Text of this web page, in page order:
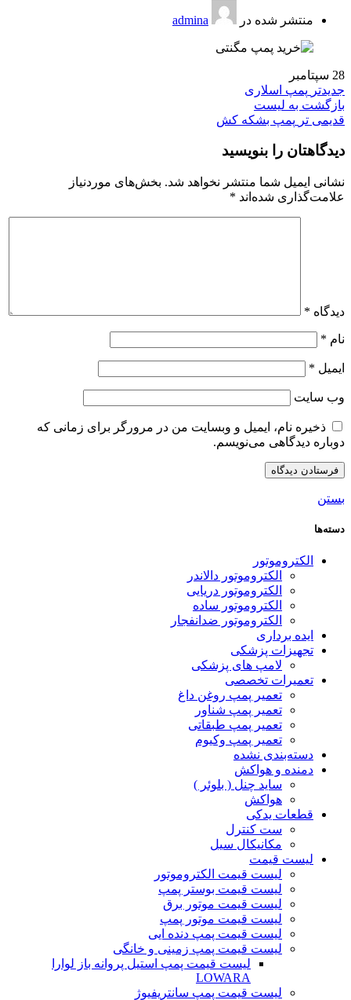
منتشر شده در admina
28 سپتامبر
جدیدتر پمپ اسلاری
بازگشت به لیست
قدیمی تر پمپ بشکه کش
دیدگاهتان را بنویسید
نشانی ایمیل شما منتشر نخواهد شد. بخش‌های موردنیاز
علامت‌گذاری شده‌اند *
دیدگاه *
نام *
ایمیل *
وب‌ سایت
ذخیره نام، ایمیل و وبسایت من در مرورگر برای زمانی که
دوباره دیدگاهی می‌نویسم.
بستن
دسته‌ها
الکتروموتور
الکتروموتور دالاندر
الکتروموتور دریایی
الکتروموتور ساده
الکتروموتور ضدانفجار
ایده برداری
تجهیزات پزشکی
لامپ های پزشکی
تعمیرات تخصصی
تعمیر پمپ روغن داغ
تعمیر پمپ شناور
تعمیر پمپ طبقاتی
تعمیر پمپ وکیوم
دسته‌بندی نشده
دمنده و هواکش
ساید چنل ( بلوئر )
هواکش
قطعات یدکی
ست کنترل
مکانیکال سیل
لیست قیمت
لیست قیمت الکتروموتور
لیست قیمت بوستر پمپ
لیست قیمت موتور برق
لیست قیمت موتور پمپ
لیست قیمت پمپ دنده ایی
لیست قیمت پمپ زمینی و خانگی
ليست قيمت پمپ استيل پروانه باز لوارا
LOWARA
لیست قیمت پمپ سانتریفیوژ